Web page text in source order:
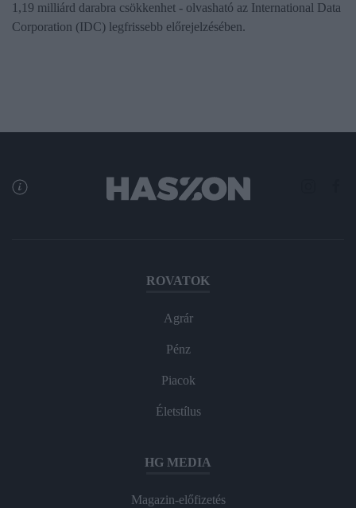
1,19 milliárd darabra csökkenhet - olvasható az International Data
Corporation (IDC) legfrissebb előrejelzésében.
ROVATOK
Agrár
Pénz
Piacok
Életstílus
HG MEDIA
Magazin-előfizetés